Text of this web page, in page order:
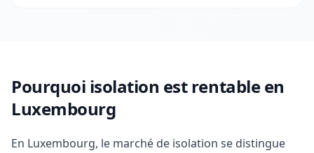
Pourquoi isolation est rentable en
Luxembourg
En Luxembourg, le marché de isolation se distingue